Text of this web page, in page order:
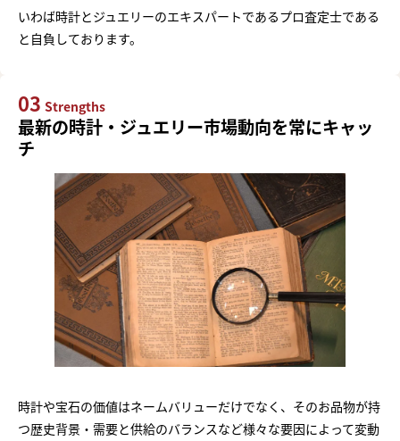
いわば時計とジュエリーのエキスパートであるプロ査定士である
と自負しております。
03 Strengths
最新の時計・ジュエリー市場動向を常にキャッ
チ
時計や宝石の価値はネームバリューだけでなく、そのお品物が持
つ歴史背景・需要と供給のバランスなど様々な要因によって変動